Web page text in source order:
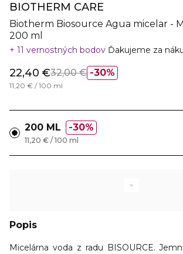
BIOTHERM CARE
Biotherm Biosource Agua micelar -
200 ml
11 vernostných bodov Ďakujeme za
30%
22,40 €32,00 €
11,20 € / 100 ml
200 ML 30%
11,20 € / 100 ml
Popis
Micelárna voda z radu BISOURCE.